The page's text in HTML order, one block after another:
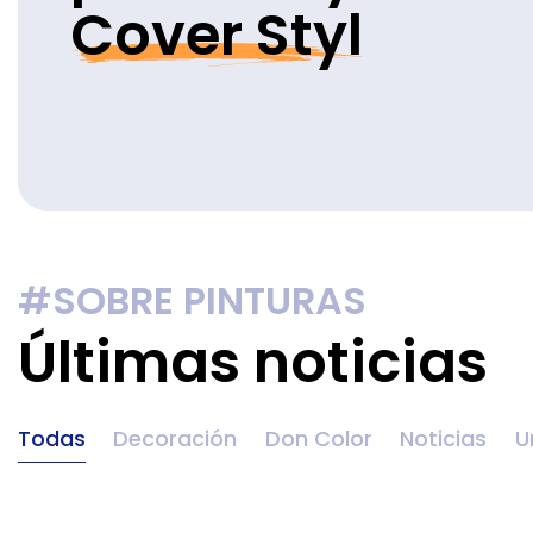
Cover Styl
#SOBRE PINTURAS
Últimas noticias
Todas Decoración Don Color Noticias